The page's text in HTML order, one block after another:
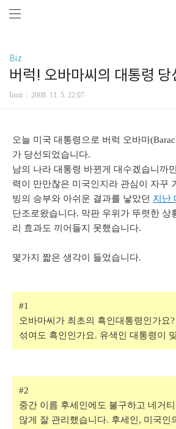
Biz
버럭! 오바마씨의 대통령 당
Inuit 2008. 11. 5. 22:07
오늘 미국 대통령으로 버럭 오바마
가 당선되었습니다.
남의 나라 대통령 바뀐게 대수겠습니까
력이 만만찮은 미국인지라 관심이 자꾸
빙의 승부와 아쉬운 결과를 낳았던 지난
단조로왔습니다. 막판 우위가 뚜렷한 상
리 효과도 끼어들지 못했습니다.
몇가지 짧은 생각이 들었습니다.
#1
오바마씨가 최초의 흑인대통령인가요
섞여도 흑인인가요. 유색인 대통령이
#2
중간 이름 후세인에도 불구하고 네거
않게 잘 관리했습니다. 후세인, 미국인